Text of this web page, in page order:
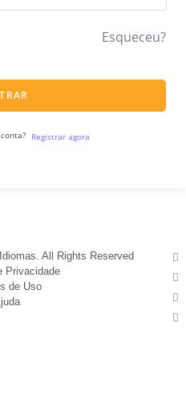
Esqueceu?
Registrar agora
All Rights Reserved
Privacidade
de Uso